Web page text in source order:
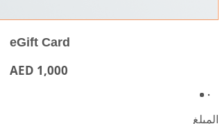
eGift Card
AED 1,000
المبلغ